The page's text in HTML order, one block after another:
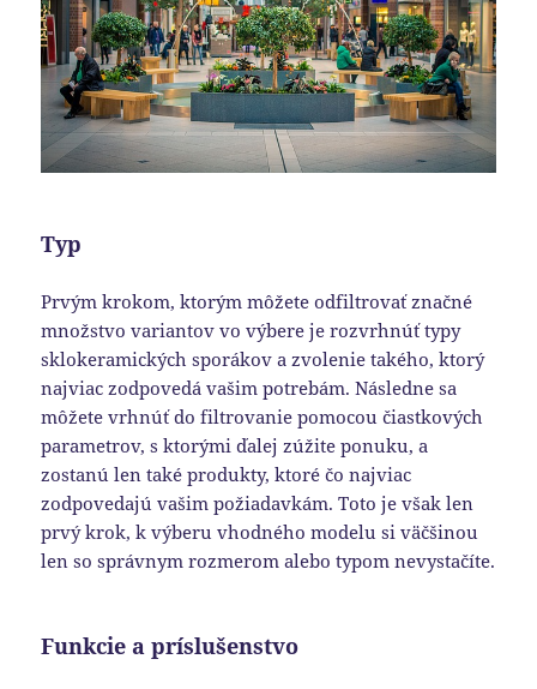
Typ
Prvým krokom, ktorým môžete odfiltrovať značné
množstvo variantov vo výbere je rozvrhnúť typy
sklokeramických sporákov a zvolenie takého, ktorý
najviac zodpovedá vašim potrebám. Následne sa
môžete vrhnúť do filtrovanie pomocou čiastkových
parametrov, s ktorými ďalej zúžite ponuku, a
zostanú len také produkty, ktoré čo najviac
zodpovedajú vašim požiadavkám. Toto je však len
prvý krok, k výberu vhodného modelu si väčšinou
len so správnym rozmerom alebo typom nevystačíte.
Funkcie a príslušenstvo